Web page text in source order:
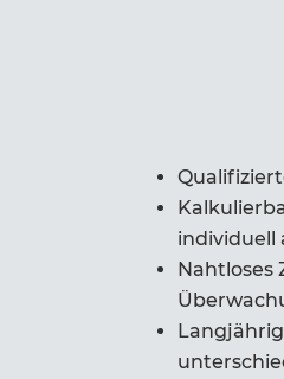
individuell
Nahtloses